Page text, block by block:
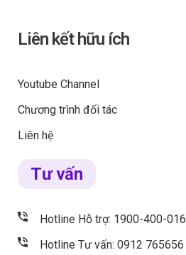
Liên kết hữu ích
Youtube Channel
Chương trình đối tác
Liên hệ
Tư vấn
Hotline Hỗ trợ: 1900-400-016
Hotline Tư vấn: 0912 765656